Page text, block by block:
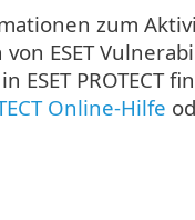
zum
ESET
ESET PROTECT
Online-Hilfe